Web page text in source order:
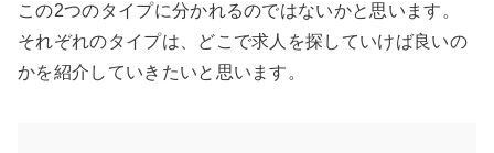
この2つのタイプに分かれるのではないかと思います。
それぞれのタイプは、どこで求人を探していけば良いの
かを紹介していきたいと思います。